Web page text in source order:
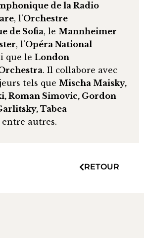
de la Radio
, l’Orchestre
de Sofia, le Mannheimer
, l’Opéra National
que le London
. Il collabore avec
tels que Mischa Maisky,
Roman Simovic, Gordon
Tabea
entre autres.
RETOUR